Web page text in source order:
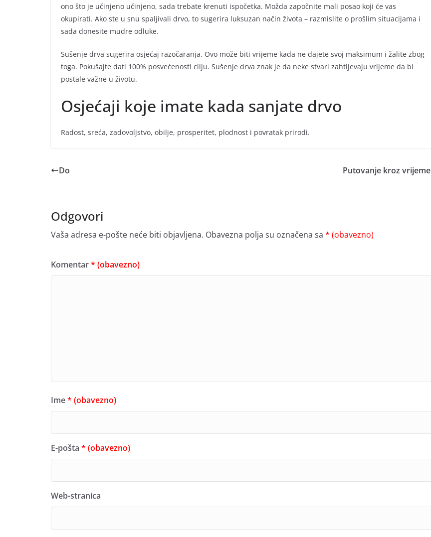
ono što je učinjeno učinjeno, sada trebate krenuti ispočetka. Možda započnite mali posao koji će vas
okupirati. Ako ste u snu spaljivali drvo, to sugerira luksuzan način života – razmislite o prošlim situacijama i
sada donesite mudre odluke.
Sušenje drva sugerira osjećaj razočaranja. Ovo može biti vrijeme kada ne dajete svoj maksimum i žalite zbog
toga. Pokušajte dati 100% posvećenosti cilju. Sušenje drva znak je da neke stvari zahtijevaju vrijeme da bi
postale važne u životu.
Osjećaji koje imate kada sanjate drvo
Radost, sreća, zadovoljstvo, obilje, prosperitet, plodnost i povratak prirodi.
Do Putovanje kroz vrijeme
Odgovori
Vaša adresa e-pošte neće biti objavljena. Obavezna polja su označena sa * (obavezno)
Komentar* (obavezno)
Ime* (obavezno)
E-pošta * (obavezno)
Web-stranica